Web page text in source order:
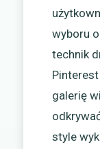
wyboru
technik
galerię
style